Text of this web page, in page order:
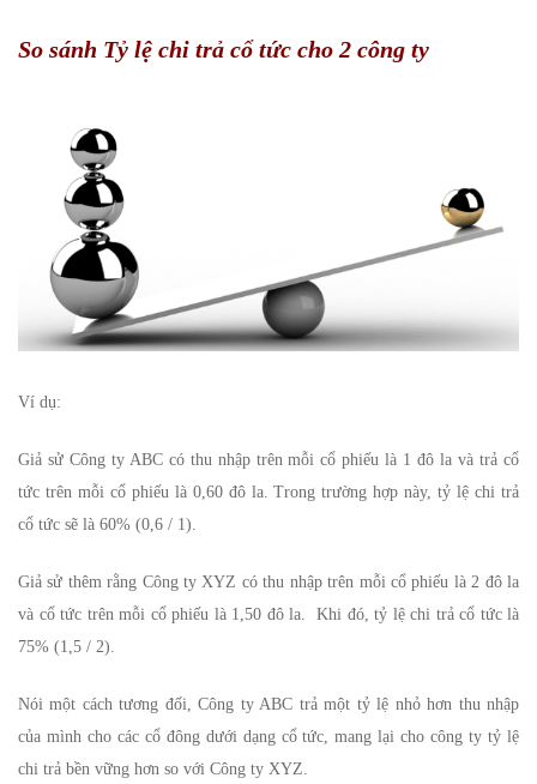
So sánh Tỷ lệ chi trả cổ tức cho 2 công ty
Ví dụ:
Giả sử Công ty ABC có thu nhập trên mỗi cổ phiếu là 1 đô la và trả cổ
tức trên mỗi cổ phiếu là 0,60 đô la. Trong trường hợp này, tỷ lệ chi trả
cổ tức sẽ là 60% (0,6 / 1).
Giả sử thêm rằng Công ty XYZ có thu nhập trên mỗi cổ phiếu là 2 đô la
và cổ tức trên mỗi cổ phiếu là 1,50 đô la. Khi đó, tỷ lệ chi trả cổ tức là
75% (1,5 / 2).
Nói một cách tương đối, Công ty ABC trả một tỷ lệ nhỏ hơn thu nhập
của mình cho các cổ đông dưới dạng cổ tức, mang lại cho công ty tỷ lệ
chi trả bền vững hơn so với Công ty XYZ.